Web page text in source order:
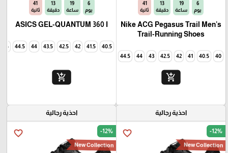
6
يوم
19
ساعة
13
دقيقة
40
ثانية
Nike ACG Pegasus Trail Men's
Trail-Running Shoes
40
40.5
41
42
42.5
43
44
44.5
add_shopping_cart
6
يوم
19
ساعة
13
دقيقة
40
ثانية
ASICS GEL-QUANTUM 360 I
40.5
41.5
42
42.5
43.5
44
44.5
45
add_shopping_cart
احذية رجالية
favorite_border -12%
New Collection
احذية رجالية
favorite_border -12%
New Collection